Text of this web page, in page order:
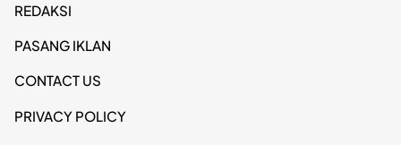
REDAKSI
PASANG IKLAN
CONTACT US
PRIVACY POLICY